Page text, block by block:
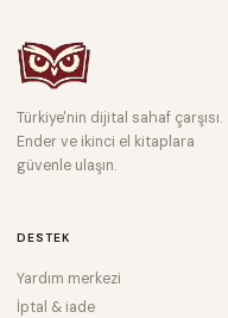
Türkiye'nin dijital sahaf çarşısı.
Ender ve ikinci el kitaplara
güvenle ulaşın.
DESTEK
Yardım merkezi
İptal & iade